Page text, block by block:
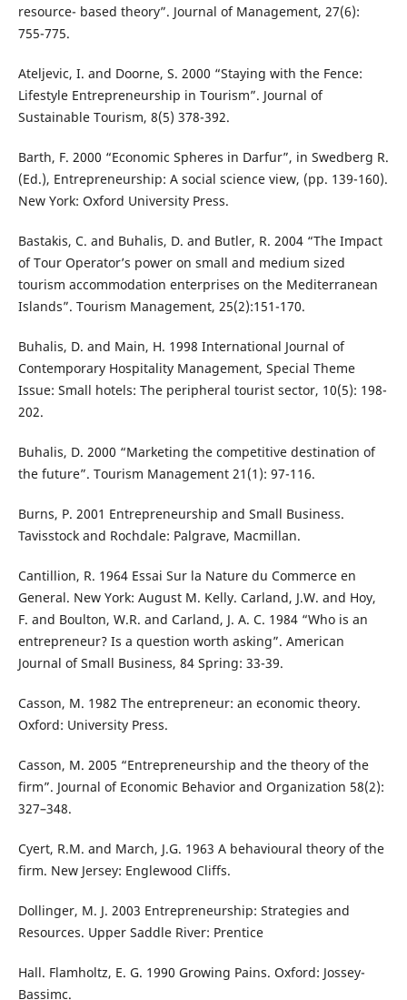
resource- based theory”. Journal of Management, 27(6):
755-775.
Ateljevic, I. and Doorne, S. 2000 “Staying with the Fence:
Lifestyle Entrepreneurship in Tourism”. Journal of
Sustainable Tourism, 8(5) 378-392.
Barth, F. 2000 “Economic Spheres in Darfur”, in Swedberg R.
(Ed.), Entrepreneurship: A social science view, (pp. 139-160).
New York: Oxford University Press.
Bastakis, C. and Buhalis, D. and Butler, R. 2004 “The Impact
of Tour Operator’s power on small and medium sized
tourism accommodation enterprises on the Mediterranean
Islands”. Tourism Management, 25(2):151-170.
Buhalis, D. and Main, H. 1998 International Journal of
Contemporary Hospitality Management, Special Theme
Issue: Small hotels: The peripheral tourist sector, 10(5): 198-
202.
Buhalis, D. 2000 “Marketing the competitive destination of
the future”. Tourism Management 21(1): 97-116.
Burns, P. 2001 Entrepreneurship and Small Business.
Tavisstock and Rochdale: Palgrave, Macmillan.
Cantillion, R. 1964 Essai Sur la Nature du Commerce en
General. New York: August M. Kelly. Carland, J.W. and Hoy,
F. and Boulton, W.R. and Carland, J. A. C. 1984 “Who is an
entrepreneur? Is a question worth asking”. American
Journal of Small Business, 84 Spring: 33-39.
Casson, M. 1982 The entrepreneur: an economic theory.
Oxford: University Press.
Casson, M. 2005 “Entrepreneurship and the theory of the
firm”. Journal of Economic Behavior and Organization 58(2):
327–348.
Cyert, R.M. and March, J.G. 1963 A behavioural theory of the
firm. New Jersey: Englewood Cliffs.
Dollinger, M. J. 2003 Entrepreneurship: Strategies and
Resources. Upper Saddle River: Prentice
Hall. Flamholtz, E. G. 1990 Growing Pains. Oxford: Jossey-
Bassimc.